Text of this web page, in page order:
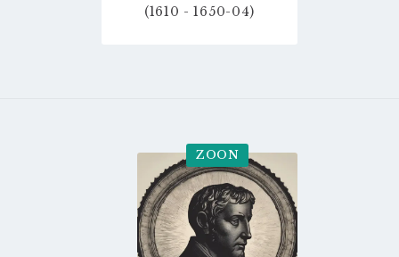
(1610 - 1650-04)
ZOON
Go
to
profile
page